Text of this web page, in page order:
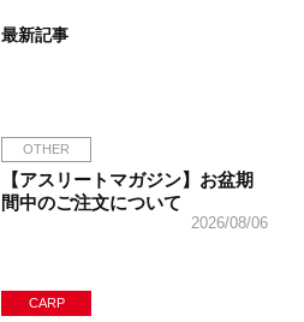
最新記事
OTHER
【アスリートマガジン】お盆期
間中のご注文について
2026/08/06
CARP